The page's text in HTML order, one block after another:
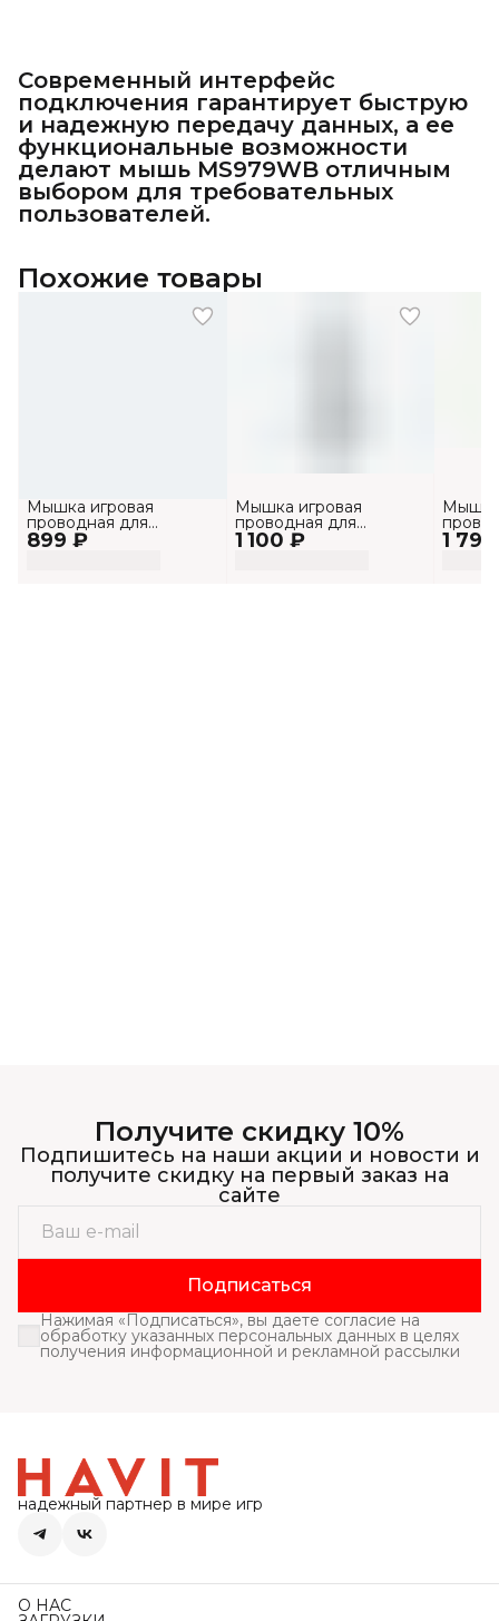
Современный интерфейс
подключения гарантирует быструю
и надежную передачу данных, а ее
функциональные возможности
делают мышь MS979WB отличным
выбором для требовательных
пользователей.
Похожие товары
899 ₽
Мышка игровая
проводная для
компьютера и
ноутбука MS1034
1 100 ₽
Мышка игровая
проводная для
компьютера и
ноутбука MS1033
1
Мышка
Получите скидку 10%
Подпишитесь на наши акции и новости и
получите скидку на первый заказ на
сайте
Подписаться
Нажимая «Подписаться», вы даете согласие на
обработку указанных персональных данных в целях
получения информационной и рекламной рассылки
надежный партнер в мире игр
О НАС